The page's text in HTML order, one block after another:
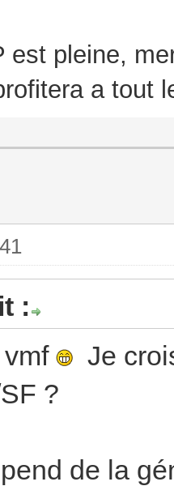
est pleine,
a tout
:
Je
?
de la